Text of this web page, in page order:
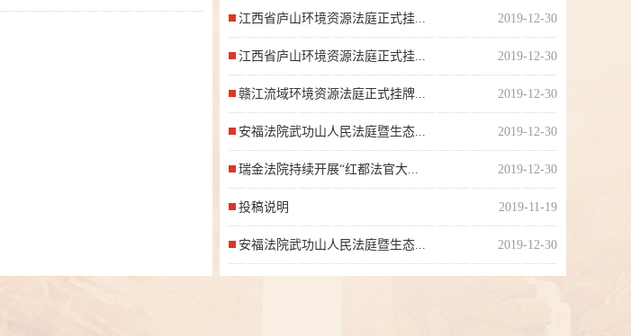
江西省庐山环境资源法庭正式挂... 2019-12-30
江西省庐山环境资源法庭正式挂... 2019-12-30
赣江流域环境资源法庭正式挂牌... 2019-12-30
安福法院武功山人民法庭暨生态... 2019-12-30
瑞金法院持续开展“红都法官大... 2019-12-30
投稿说明 2019-11-19
安福法院武功山人民法庭暨生态... 2019-12-30